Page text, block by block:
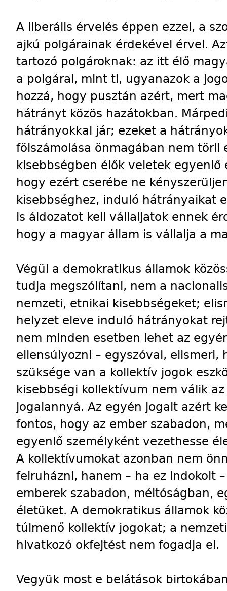
A liberális érvelés éppen ezzel, a
ajkú polgárainak érdekével érvel.
tartozó polgároknak: az itt élő
a polgárai, mint ti, ugyanazok a
hozzá, hogy pusztán azért, mert
hátrányt közös hazátokban.
hátrányokkal jár; ezeket a
fölszámolása önmagában nem törli
kisebbségben élők veletek egyenlő
hogy ezért cserébe ne
kisebbséghez, induló hátrányaikat
is áldozatot kell vállaljatok ennek
hogy a magyar állam is vállalja a
Végül a demokratikus államok
tudja megszólítani, nem a
nemzeti, etnikai kisebbségeket;
helyzet eleve induló hátrányokat
nem minden esetben lehet az
ellensúlyozni – egyszóval,
szüksége van a kollektív jogok
kisebbségi kollektívum nem válik
jogalannyá. Az egyén jogait azért
fontos, hogy az ember szabadon,
egyenlő személyként vezethesse
A kollektívumokat azonban nem
felruházni, hanem – ha ez indokolt
emberek szabadon, méltóságban,
életüket. A demokratikus államok
túlmenő kollektív jogokat; a
hivatkozó okfejtést nem fogadja el.
Vegyük most e belátások